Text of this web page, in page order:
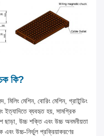
চক কি?
মিলিং মেশিন, বোরিং মেশিন, গ্রাইন্ডিং
ইত্যাদিতে ব্যবহৃত হয়, সামগ্রিক
ছাড়া, উচ্চ শক্তি এবং উচ্চ অনমনীয়তা
উচ্চ-নির্ভুল প্রক্রিয়াকরণের